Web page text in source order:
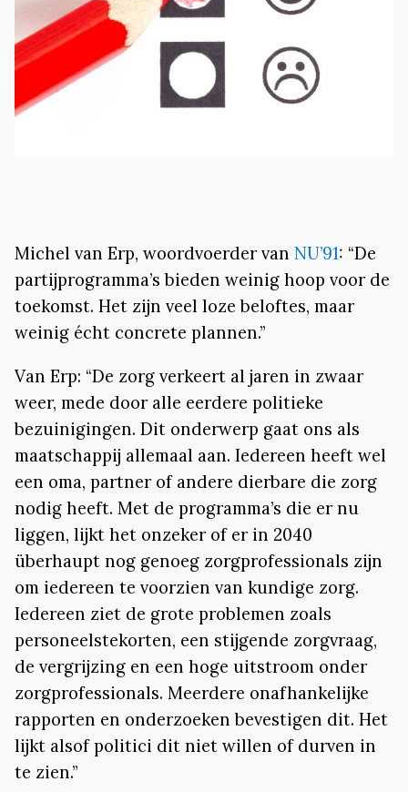
Michel van Erp, woordvoerder van NU’91: “De
partijprogramma’s bieden weinig hoop voor de
toekomst. Het zijn veel loze beloftes, maar
weinig écht concrete plannen.”
Van Erp: “De zorg verkeert al jaren in zwaar
weer, mede door alle eerdere politieke
bezuinigingen. Dit onderwerp gaat ons als
maatschappij allemaal aan. Iedereen heeft wel
een oma, partner of andere dierbare die zorg
nodig heeft. Met de programma’s die er nu
liggen, lijkt het onzeker of er in 2040
überhaupt nog genoeg zorgprofessionals zijn
om iedereen te voorzien van kundige zorg.
Iedereen ziet de grote problemen zoals
personeelstekorten, een stijgende zorgvraag,
de vergrijzing en een hoge uitstroom onder
zorgprofessionals. Meerdere onafhankelijke
rapporten en onderzoeken bevestigen dit. Het
lijkt alsof politici dit niet willen of durven in
te zien.”